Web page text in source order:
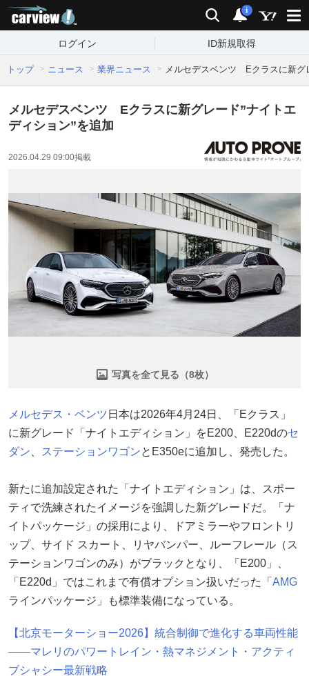
検索 通知
i
ログイン ID新規取得
トップ ニュース 業界ニュース メルセデスベンツ Eクラスに新グ
メルセデスベンツ Eクラスに新グレード”ナイトエ
ディション”を追加
2026.04.29 09:00掲載
写真を全て見る（8枚）
メルセデス・ベンツ 日本は2026年4月24日、「Eクラス」
に新グレード「ナイトエディション」をE200、E220dのセ
ダン
ステーションワゴンとE350eに追加し、発売した。
新たに追加設定された「ナイトエディション」は、スポー
ティで洗練されたイメージを強調した新グレードだ。「ナ
イトパッケージ」の採用により、ドアミラーやフロントリ
ップ、サイド スカート、リヤバンパー、ルーフレール（ス
テーションワゴンのみ）がブラックとなり、「E200」、
「E220d」ではこれまで有償オプション扱いだった「 AMG
ラインパッケージ」も標準装備になっている。
【北京モーターショー2026】統合制御で進化する車両性能
――マレリのパワートレイン・熱マネジメント・アクティ
ブシャシー最新戦略